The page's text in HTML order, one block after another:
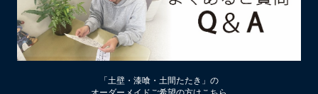
「土壁・漆喰・土間たたき」の